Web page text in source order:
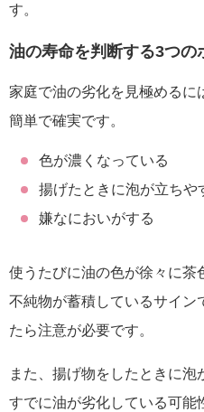
す。
油の寿命を判断する3つの
家庭で油の劣化を見極めるに
簡単で確実です。
色が濃くなっている
揚げたときに泡が立ちや
嫌なにおいがする
使うたびに油の色が徐々に茶
不純物が蓄積しているサイン
たら注意が必要です。
また、揚げ物をしたときに泡
すでに油が劣化している可能